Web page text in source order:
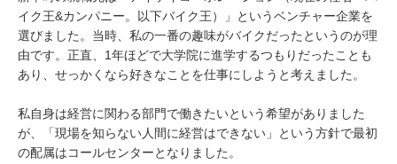
イク王&カンパニー。以下バイク王）」というベンチャー企業を
選びました。当時、私の一番の趣味がバイクだったというのが理
由です。正直、1年ほどで大学院に進学するつもりだったことも
あり、せっかくなら好きなことを仕事にしようと考えました。
私自身は経営に関わる部門で働きたいという希望がありました
が、「現場を知らない人間に経営はできない」という方針で最初
の配属はコールセンターとなりました。